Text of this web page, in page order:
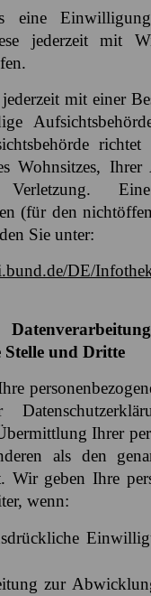
eine
jederzeit mit
mit einer
Wohnsitzes,
Verletzung.
(für den
Sie unter:
DE/
und Dritte
Ihrer
als den
Wir geben Ihre
wenn:
zur